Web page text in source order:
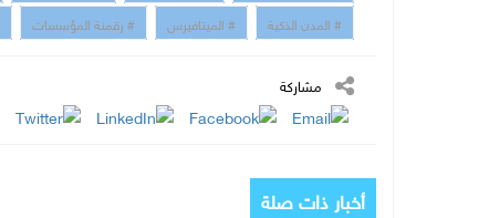
# المدن الذكية
# الميتافيرس # رقمنة المؤسسات
مشاركة
أخبار ذات صلة